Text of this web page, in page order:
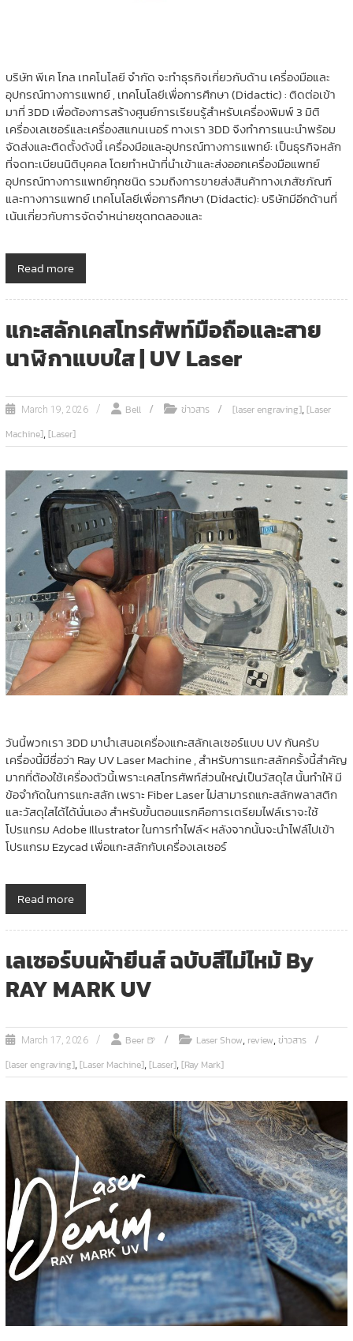
บริษัท พีเค โกล เทคโนโลยี จำกัด จะทำธุรกิจเกี่ยวกับด้าน เครื่องมือและ
อุปกรณ์ทางการแพทย์ , เทคโนโลยีเพื่อการศึกษา (Didactic) : ติดต่อเข้า
มาที่ 3DD เพื่อต้องการสร้างศูนย์การเรียนรู้สำหรับเครื่องพิมพ์ 3 มิติ
เครื่องเลเซอร์และเครื่องสแกนเนอร์ ทางเรา 3DD จึงทำการแนะนำพร้อม
จัดส่งและติดตั้งดังนี้ เครื่องมือและอุปกรณ์ทางการแพทย์: เป็นธุรกิจหลัก
ที่จดทะเบียนนิติบุคคล โดยทำหน้าที่นำเข้าและส่งออกเครื่องมือแพทย์
อุปกรณ์ทางการแพทย์ทุกชนิด รวมถึงการขายส่งสินค้าทางเภสัชภัณฑ์
และทางการแพทย์ เทคโนโลยีเพื่อการศึกษา (Didactic): บริษัทมีอีกด้านที่
เน้นเกี่ยวกับการจัดจำหน่ายชุดทดลองและ
Read more
แกะสลักเคสโทรศัพท์มือถือและสาย
นาฬิกาแบบใส | UV Laser
March 19, 2026 Bell ข่าวสาร [laser engraving],[Laser
Machine],[Laser]
วันนี้พวกเรา 3DD มานำเสนอเครื่องแกะสลักเลเซอร์แบบ UV กันครับ
เครื่องนี้มีชื่อว่า Ray UV Laser Machine , สำหรับการแกะสลักครั้งนี้สำคัญ
มากที่ต้องใช้เครื่องตัวนี้เพราะเคสโทรศัพท์ส่วนใหญ่เป็นวัสดุใส นั้นทำให้ มี
ข้อจำกัดในการแกะสลัก เพราะ Fiber Laser ไม่สามารถแกะสลักพลาสติก
และวัสดุใสได้ได้นั่นเอง สำหรับขั้นตอนแรกคือการเตรียมไฟล์เราจะใช้
โปรแกรม Adobe Illustrator ในการทำไฟล์< หลังจากนั้นจะนำไฟล์ไปเข้า
โปรแกรม Ezycad เพื่อแกะสลักกับเครื่องเลเซอร์
Read more
เลเซอร์บนผ้ายีนส์ ฉบับสีไม่ไหม้ By
RAY MARK UV
March 17, 2026 Beer 🍺 Laser Show, review,ข่าวสาร
[laser engraving],[Laser Machine],[Laser],[Ray Mark]